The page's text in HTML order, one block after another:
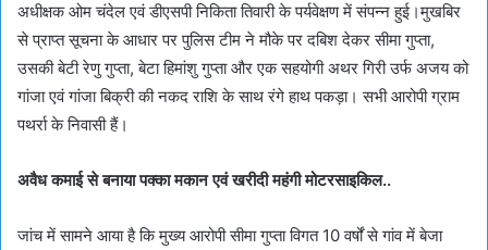
अधीक्षक ओम चंदेल एवं डीएसपी निकिता तिवारी के पर्यवेक्षण में संपन्न हुई।मुखबिर
से प्राप्त सूचना के आधार पर पुलिस टीम ने मौके पर दबिश देकर सीमा गुप्ता,
उसकी बेटी रेणु गुप्ता, बेटा हिमांशु गुप्ता और एक सहयोगी अथर गिरी उर्फ अजय को
गांजा एवं गांजा बिक्री की नकद राशि के साथ रंगे हाथ पकड़ा। सभी आरोपी ग्राम
पथर्रा के निवासी हैं।
अवैध कमाई से बनाया पक्का मकान एवं खरीदी महंगी मोटरसाइकिल..
जांच में सामने आया है कि मुख्य आरोपी सीमा गुप्ता विगत 10 वर्षों से गांव में बेजा